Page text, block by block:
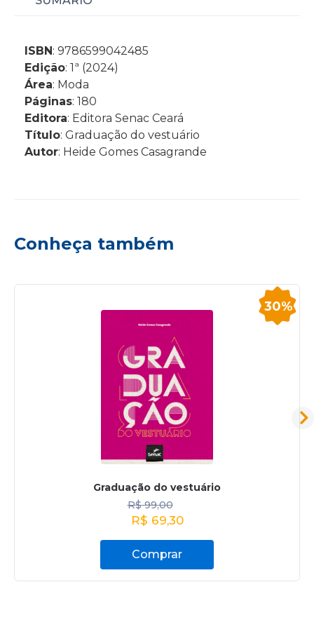
ISBN: 9786599042485
Edição: 1ª (2024)
Área: Moda
Páginas: 180
Editora: Editora Senac Ceará
Título: Graduação do vestuário
Autor: Heide Gomes Casagrande
Conheça também
30%
Graduação do vestuário
R$99,00
R$ 69,30
Comprar